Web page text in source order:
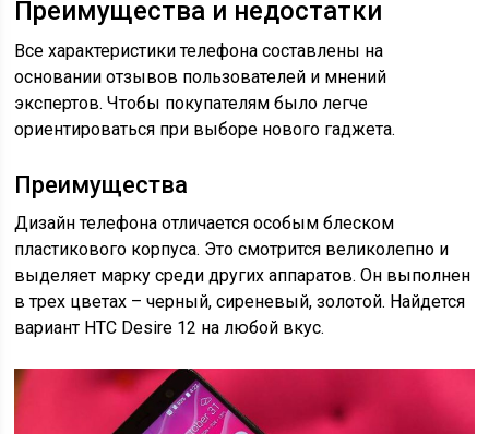
Преимущества и недостатки
Все характеристики телефона составлены на
основании отзывов пользователей и мнений
экспертов. Чтобы покупателям было легче
ориентироваться при выборе нового гаджета.
Преимущества
Дизайн телефона отличается особым блеском
пластикового корпуса. Это смотрится великолепно и
выделяет марку среди других аппаратов. Он выполнен
в трех цветах – черный, сиреневый, золотой. Найдется
вариант HTC Desire 12 на любой вкус.